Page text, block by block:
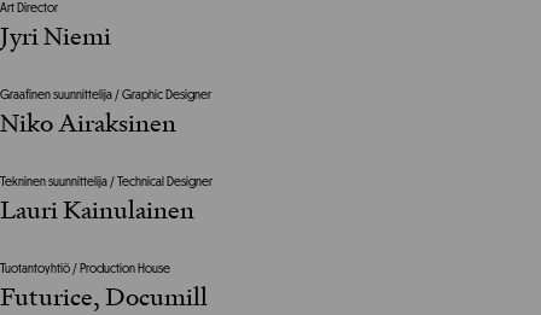
Art Director
Jyri Niemi
Graafinen suunnittelija / Graphic Designer
Niko Airaksinen
Tekninen suunnittelija / Technical Designer
Lauri Kainulainen
Tuotantoyhtiö / Production House
Futurice, Documill